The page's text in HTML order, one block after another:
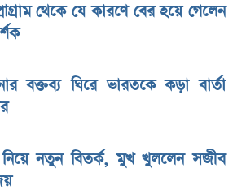
থেকে যে কারণে বের হয়ে গেলেন
বক্তব্য ঘিরে ভারতকে কড়া বার্তা
নিয়ে নতুন বিতর্ক, মুখ খুললেন সজীব